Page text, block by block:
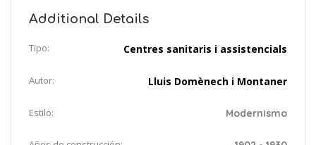
Additional Details
Tipo: Centres sanitaris i assistencials
Autor: Lluis Domènech i Montaner
Estilo: Modernismo